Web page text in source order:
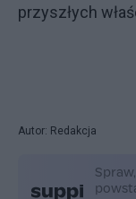
przyszłych
Autor: Redakcja